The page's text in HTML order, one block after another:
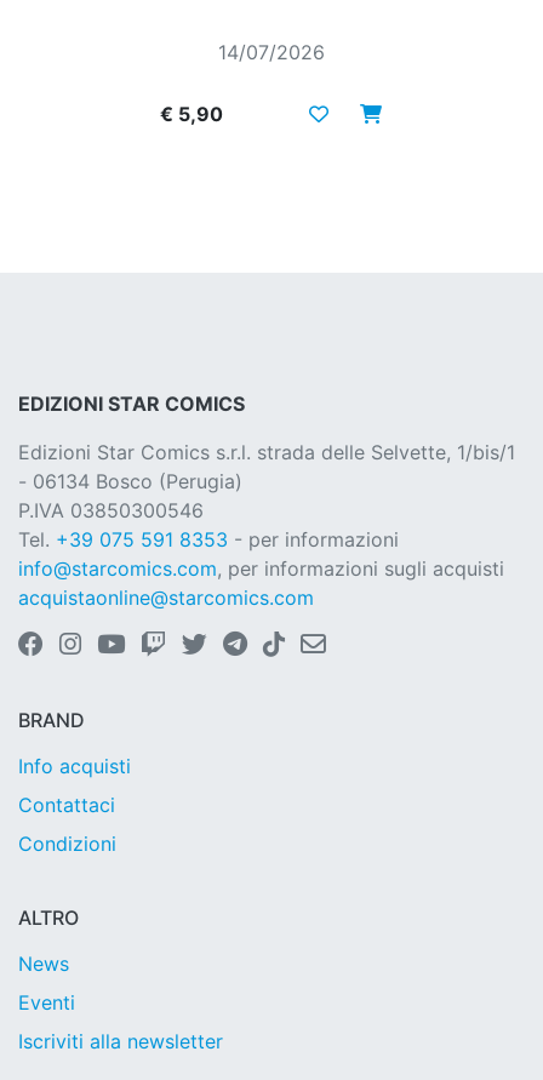
14/07/2026
€ 5,90
EDIZIONI STAR COMICS
Edizioni Star Comics s.r.l. strada delle Selvette, 1/bis/1
- 06134 Bosco (Perugia)
P.IVA 03850300546
Tel. +39 075 591 8353 - per informazioni
info@starcomics.com, per informazioni sugli acquisti
acquistaonline@starcomics.com
BRAND
Info acquisti
Contattaci
Condizioni
ALTRO
News
Eventi
Iscriviti alla newsletter